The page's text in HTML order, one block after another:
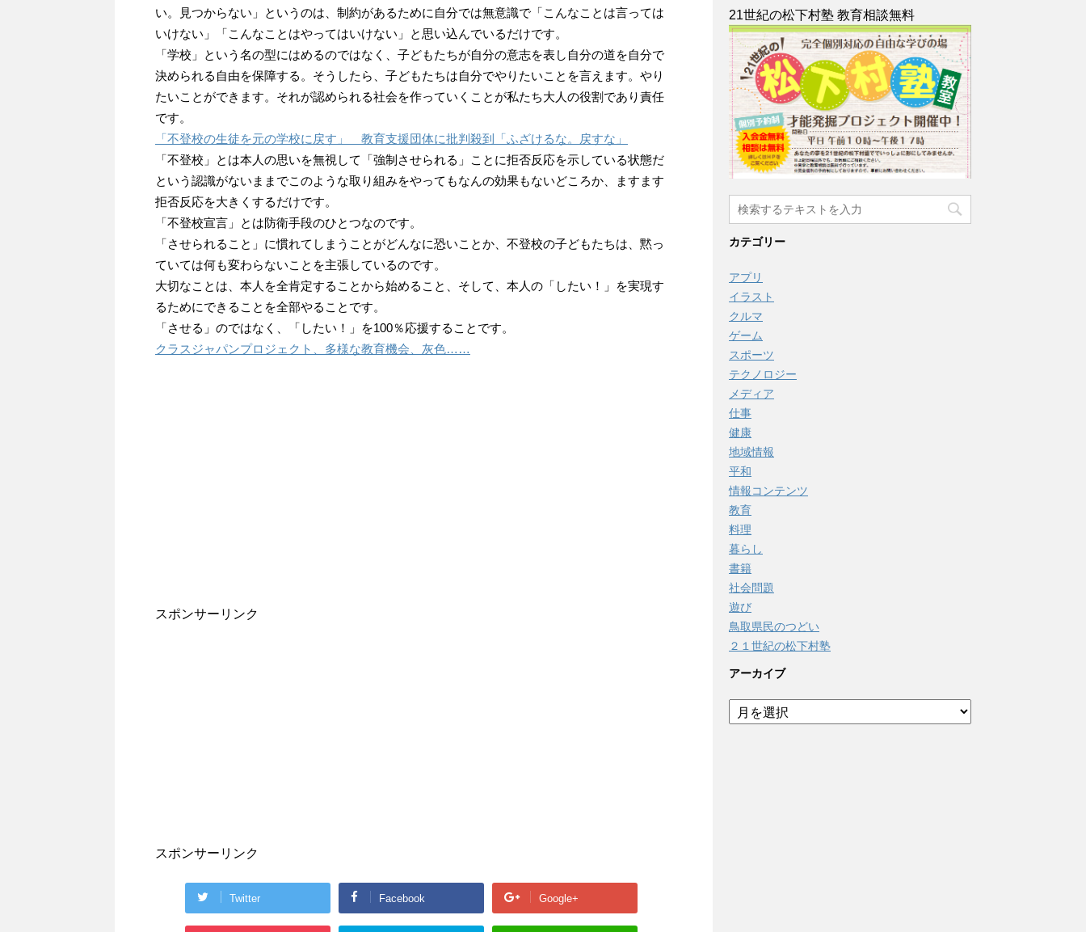
い。見つからない」というのは、制約があるために自分では無意識で「こんなことは言っては
いけない」「こんなことはやってはいけない」と思い込んでいるだけです。
「学校」という名の型にはめるのではなく、子どもたちが自分の意志を表し自分の道を自分で
決められる自由を保障する。そうしたら、子どもたちは自分でやりたいことを言えます。やり
たいことができます。それが認められる社会を作っていくことが私たち大人の役割であり責任
です。
「不登校の生徒を元の学校に戻す」 教育支援団体に批判殺到「ふざけるな。戻すな」
「不登校」とは本人の思いを無視して「強制させられる」ことに拒否反応を示している状態だ
という認識がないままでこのような取り組みをやってもなんの効果もないどころか、ますます
拒否反応を大きくするだけです。
「不登校宣言」とは防衛手段のひとつなのです。
「させられること」に慣れてしまうことがどんなに恐いことか、不登校の子どもたちは、黙っ
ていては何も変わらないことを主張しているのです。
大切なことは、本人を全肯定することから始めること、そして、本人の「したい！」を実現す
るためにできることを全部やることです。
「させる」のではなく、「したい！」を100％応援することです。
クラスジャパンプロジェクト、多様な教育機会、灰色……
スポンサーリンク
スポンサーリンク
Twitter Facebook Google+
21世紀の松下村塾 教育相談無料
カテゴリー
アプリ
イラスト
クルマ
ゲーム
スポーツ
テクノロジー
メディア
仕事
健康
地域情報
平和
情報コンテンツ
教育
料理
暮らし
書籍
社会問題
遊び
鳥取県民のつどい
２１世紀の松下村塾
アーカイブ
ア
ー